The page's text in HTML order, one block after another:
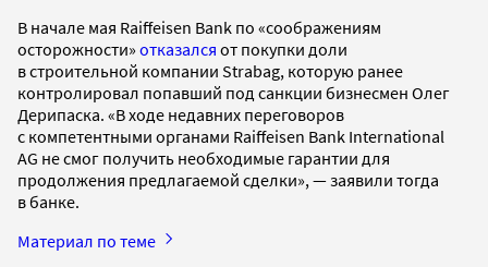
В начале мая Raiffeisen Bank по «соображениям
осторожности» отказался от покупки доли
в строительной компании Strabag, которую ранее
контролировал попавший под санкции бизнесмен Олег
Дерипаска. «В ходе недавних переговоров
с компетентными органами Raiffeisen Bank International
AG не смог получить необходимые гарантии для
продолжения предлагаемой сделки», — заявили тогда
в банке.
Материал по теме